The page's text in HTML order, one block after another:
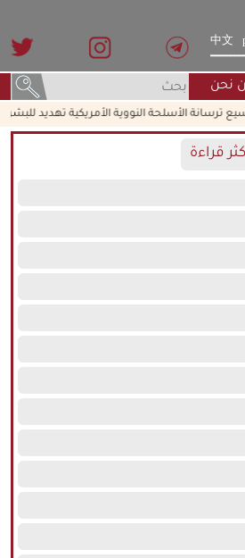
中文
نحن
الأسلحة النووية الأمريكية تهديد للبشرية
قراءة